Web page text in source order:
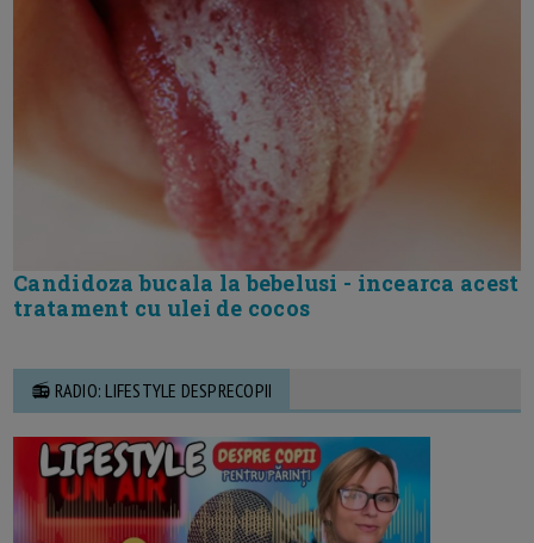
Candidoza bucala la bebelusi - incearca acest
tratament cu ulei de cocos
📻 RADIO: LIFESTYLE DESPRECOPII